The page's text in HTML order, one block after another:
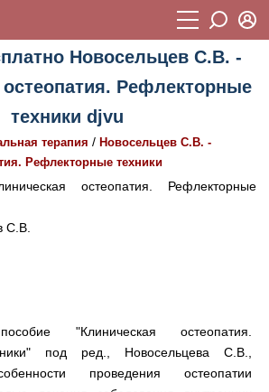
1268
тесты
Новосельцев С.В. -
остеопатия. Рефлекторные
техники djvu
терапия / Новосельцев С.В. -
Рефлекторные техники
остеопатия. Рефлекторные
С.В.
"Клиническая остеопатия.
под ред., Новосельцева С.В.,
проведения остеопатии